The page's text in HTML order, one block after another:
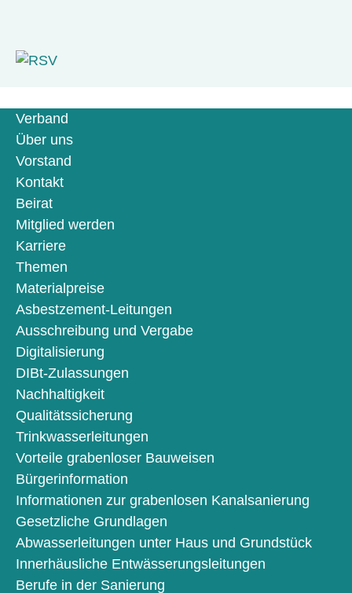
Verband
Über uns
Vorstand
Kontakt
Beirat
Mitglied werden
Karriere
Themen
Materialpreise
Asbestzement-Leitungen
Ausschreibung und Vergabe
Digitalisierung
DIBt-Zulassungen
Nachhaltigkeit
Qualitätssicherung
Trinkwasserleitungen
Vorteile grabenloser Bauweisen
Bürgerinformation
Informationen zur grabenlosen Kanalsanierung
Gesetzliche Grundlagen
Abwasserleitungen unter Haus und Grundstück
Innerhäusliche Entwässerungsleitungen
Berufe in der Sanierung